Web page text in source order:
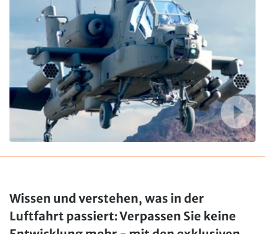
Wissen und verstehen, was in der
Luftfahrt passiert: Verpassen Sie keine